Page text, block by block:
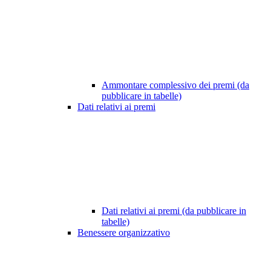
Ammontare complessivo dei premi (da
pubblicare in tabelle)
Dati relativi ai premi
Dati relativi ai premi (da pubblicare in
tabelle)
Benessere organizzativo